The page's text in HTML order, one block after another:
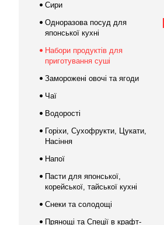
Сири
Одноразова посуд для
японської кухні
Набори продуктів для
приготування суші
Заморожені овочі та ягоди
Чаї
Водорості
Горіхи, Сухофрукти, Цукати,
Насіння
Напої
Пасти для японської,
корейської, тайської кухні
Снеки та солодощі
Прянощі та Спеції в крафт-